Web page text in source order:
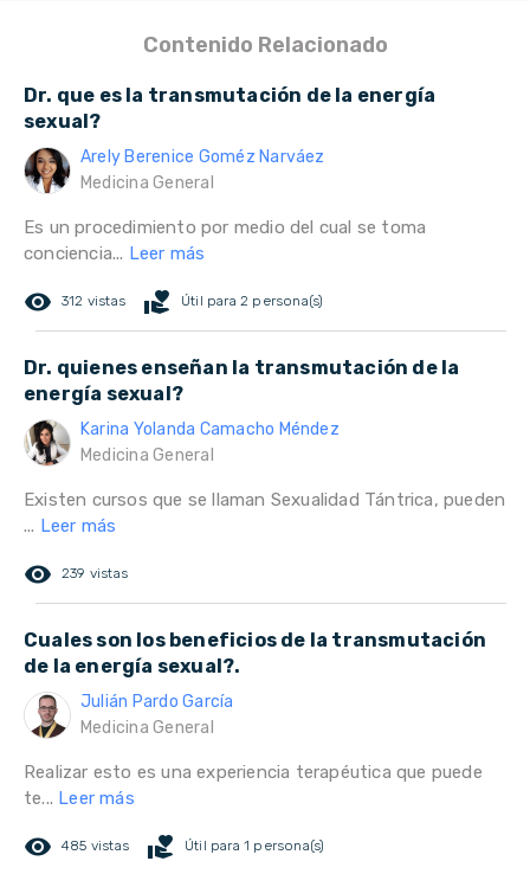
Contenido Relacionado
Dr. que es la transmutación de la energía
sexual?
Arely Berenice Goméz Narváez
Medicina General
Es un procedimiento por medio del cual se toma
conciencia... Leer más
remove_red_eye 312 vistas volunteer_activism Útil para 2 persona(s)
Dr. quienes enseñan la transmutación de la
energía sexual?
Karina Yolanda Camacho Méndez
Medicina General
Existen cursos que se llaman Sexualidad Tántrica, pueden
... Leer más
remove_red_eye 239 vistas
Cuales son los beneficios de la transmutación
de la energía sexual?.
Julián Pardo García
Medicina General
Realizar esto es una experiencia terapéutica que puede
te... Leer más
remove_red_eye 485 vistas volunteer_activism Útil para 1 persona(s)